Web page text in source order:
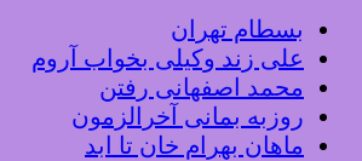
بسطام تهران
علی زند وکیلی بخواب آروم
محمد اصفهانی رفتن
روزبه بمانی آخرالزمون
ماهان بهرام خان تا ابد